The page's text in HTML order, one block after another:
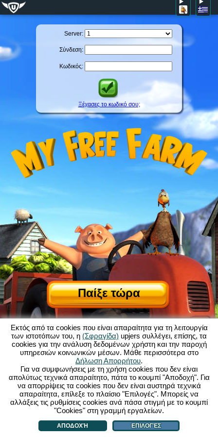
Server:
Σύνδεση:
Κωδικός:
Ξέχασες το κωδικό σου;
Παίξε τώρα
Σχετικά με το My Free Farm|
Η ιστορία πίσω από αυτό το παιχνίδι browser
Επικοινωνία/Συντελεστές|
Δήλωση Προστασίας Προσωπικών Δεδομένων|Κανόνες| Φόρουμ|
Υποστήριξη|My Free Farm 2 App |Google Play| App Store|
Παιχνίδια Browser - upjers.com|Διαχείριση Cookies
Εκτός από τα cookies που είναι απαραίτητα για τη λειτουργία
των ιστοτόπων του, η (Σφραγίδα) upjers συλλέγει, επίσης, τα
cookies για την ανάλυση δεδομένων χρήστη και την παροχή
υπηρεσιών κοινωνικών μέσων. Μάθε περισσότερα στο
Δήλωση Απορρήτου.
Για να συμφωνήσεις με τη χρήση cookies που δεν είναι
απολύτως τεχνικά απαραίτητο, πάτα το κουμπί "Αποδοχή". Για
να απορρίψεις τα cookies που δεν είναι αυστηρά τεχνικά
απαραίτητα, επίλεξε το πλαίσιο "Επιλογές". Μπορείς να
αλλάξεις τις ρυθμίσεις cookies ανά πάσα στιγμή με το κουμπί
"Cookies" στη γραμμή εργαλείων.
ΑΠΟΔΟΧΉ ΕΠΙΛΟΓΈΣ